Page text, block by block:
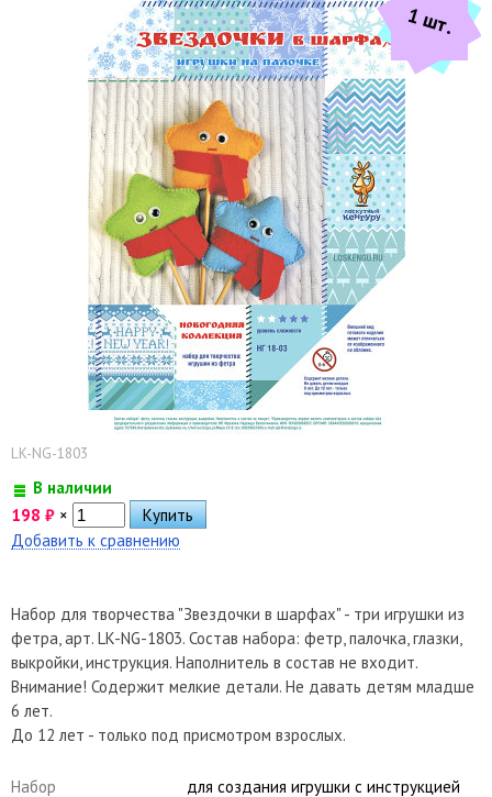
1 шт.
LK-NG-1803
В наличии
198 ₽ ×
Добавить к сравнению
Набор для творчества "Звездочки в шарфах" - три игрушки из
фетра, арт. LK-NG-1803. Состав набора: фетр, палочка, глазки,
выкройки, инструкция. Наполнитель в состав не входит.
Внимание! Содержит мелкие детали. Не давать детям младше
6 лет.
До 12 лет - только под присмотром взрослых.
Набор для создания игрушки с инструкцией